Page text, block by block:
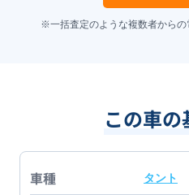
※一括査定のような複数者から
この車
車種 タント